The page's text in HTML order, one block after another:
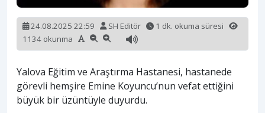
24.08.2025 22:59 SH Editör
1 dk. okuma süresi
1134 okunma
Yalova Eğitim ve Araştırma Hastanesi, hastanede
görevli hemşire Emine Koyuncu’nun vefat ettiğini
büyük bir üzüntüyle duyurdu.